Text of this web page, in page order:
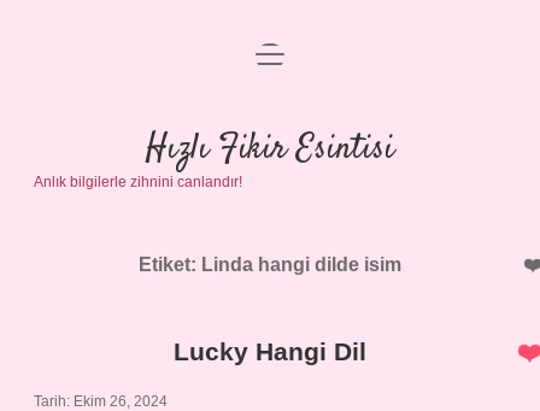
Anasayfa
Gizlilik Politikası
Yasal Uyarı
menüyü
Hızlı Fikir Esintisi
Anlık bilgilerle zihnini canlandır!
Etiket: Linda hangi dilde isim
Lucky Hangi Dil
Tarih: Ekim 26, 2024